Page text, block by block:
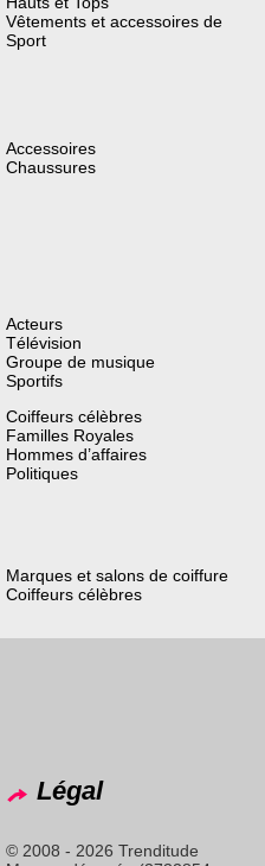
Vêtements et accessoires de
Sport
Accessoires
Chaussures
Acteurs
Télévision
Groupe de musique
Sportifs
Coiffeurs célèbres
Familles Royales
Hommes d’affaires
Politiques
Marques et salons de coiffure
Coiffeurs célèbres
Légal
© 2008 - 2026 Trenditude